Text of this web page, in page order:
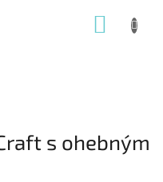
s ohebným